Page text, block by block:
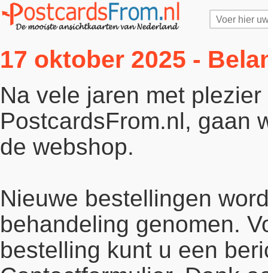
17 oktober 2025 -
Na vele jaren met
PostcardsFrom.nl, gaan
de webshop.
Nieuwe bestellingen
behandeling genomen.
bestelling kunt u een